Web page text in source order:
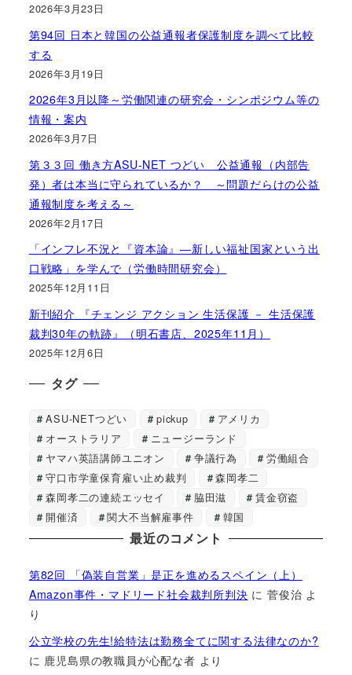
2026年3月23日
第94回 日本と韓国の公益通報者保護制度を調べて比較
する
2026年3月19日
2026年3月以降～労働関連の研究会・シンポジウム等の
情報・案内
2026年3月7日
第３３回 働き方ASU-NET つどい 公益通報（内部告
発）者は本当に守られているか？ ～問題だらけの公益
通報制度を考える～
2026年2月17日
「インフレ不況と『資本論』―新しい福祉国家という出
口戦略」を学んで（労働時間研究会）
2025年12月11日
新刊紹介 『チェンジ アクション 生活保護 － 生活保護
裁判30年の軌跡』（明石書店、2025年11月）
2025年12月6日
タグ
ASU-NETつどい pickup
アメリカ
オーストラリア
ニュージーランド
ヤマハ英語講師ユニオン
争議行為
労働組合
守口市学童保育雇い止め裁判
森岡孝二
森岡孝二の連続エッセイ
脇田滋
賃金窃盗
開催済
関大不当解雇事件 韓国
最近のコメント
第82回 「偽装自営業」是正を進めるスペイン（上）
Amazon事件・マドリード社会裁判所判決 に菅俊治 よ
り
公立学校の先生!給特法は勤務全てに関する法律なのか?
に 鹿児島県の教職員が心配な者 より